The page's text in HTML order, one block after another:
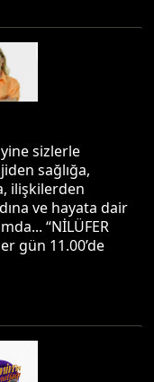
yine sizlerle
sağlığa,
ilişkilerden
ve hayata dair
“NİLÜFER
gün 11.00’de